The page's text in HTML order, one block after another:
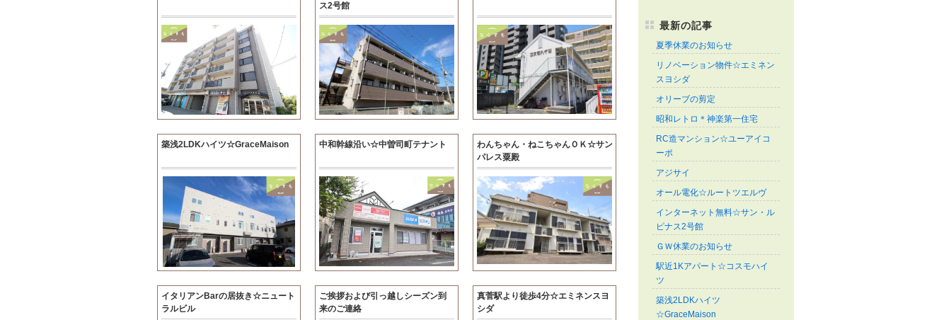
ス2号館
築浅2LDKハイツ☆GraceMaison 中和幹線沿い☆中曽司町テナント
わんちゃん・ねこちゃんＯＫ☆サン
パレス粟殿
イタリアンBarの居抜き☆ニュート
ラルビル
ご挨拶および引っ越しシーズン到
来のご連絡
真菅駅より徒歩4分☆エミネンスヨ
シダ
最新の記事
夏季休業のお知らせ
リノベーション物件☆エミネン
スヨシダ
オリーブの剪定
昭和レトロ＊神楽第一住宅
RC造マンション☆ユーアイコ
ーポ
アジサイ
オール電化☆ルートツエルヴ
インターネット無料☆サン・ル
ピナス2号館
ＧＷ休業のお知らせ
駅近1Kアパート☆コスモハイ
ツ
築浅2LDKハイツ
☆GraceMaison